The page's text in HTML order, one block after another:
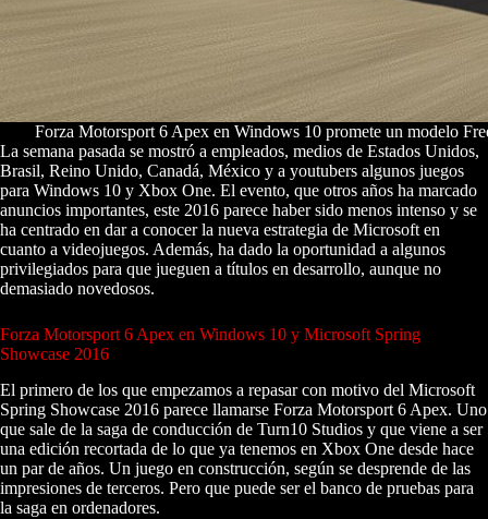
Forza Motorsport 6 Apex en Windows 10 promete un modelo
La semana pasada se mostró a empleados, medios de Estados Unidos,
Brasil, Reino Unido, Canadá, México y a youtubers algunos juegos
para Windows 10 y Xbox One. El evento, que otros años ha marcado
anuncios importantes, este 2016 parece haber sido menos intenso y se
ha centrado en dar a conocer la nueva estrategia de Microsoft en
cuanto a videojuegos. Además, ha dado la oportunidad a algunos
privilegiados para que jueguen a títulos en desarrollo, aunque no
demasiado novedosos.
Forza Motorsport 6 Apex en Windows 10 y Microsoft Spring
Showcase 2016
El primero de los que empezamos a repasar con motivo del Microsoft
Spring Showcase 2016 parece llamarse Forza Motorsport 6 Apex. Uno
que sale de la saga de conducción de Turn10 Studios y que viene a ser
una edición recortada de lo que ya tenemos en Xbox One desde hace
un par de años. Un juego en construcción, según se desprende de las
impresiones de terceros. Pero que puede ser el banco de pruebas para
la saga en ordenadores.